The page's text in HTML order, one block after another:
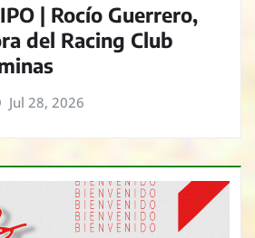
| Rocío Guerrero,
del Racing Club
Jul 28, 2026